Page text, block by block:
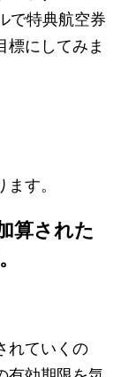
で特典航空券
標にしてみま
す。
算された
れていくの